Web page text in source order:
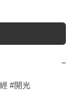
−
#開光